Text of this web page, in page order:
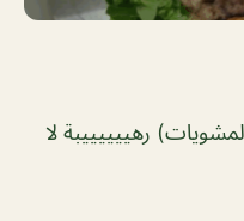
رهييييييبة لا